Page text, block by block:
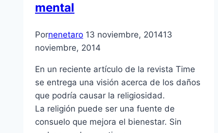
mental
Pornenetaro 13 noviembre, 201413
noviembre, 2014
En un reciente artículo de la revista Time
se entrega una visión acerca de los daños
que podría causar la religiosidad.
La religión puede ser una fuente de
consuelo que mejora el bienestar. Sin